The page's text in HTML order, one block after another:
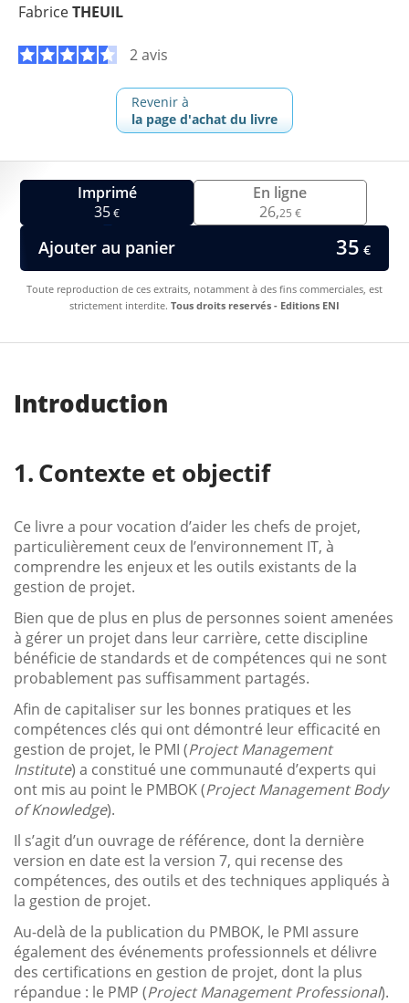
FabriceTHEUIL
2 avis
Revenir à
la page d'achat du livre
Imprimé
35€
En ligne
26,25 €
Ajouter au panier 35 €
Toute reproduction de ces extraits, notamment à des fins commerciales, est
strictement interdite. Tous droits reservés - Editions ENI
Introduction
Contexte et objectif
Ce livre a pour vocation d’aider les chefs de projet,
particulièrement ceux de l’environnement IT, à
comprendre les enjeux et les outils existants de la
gestion de projet.
Bien que de plus en plus de personnes soient amenées
à gérer un projet dans leur carrière, cette discipline
bénéficie de standards et de compétences qui ne sont
probablement pas suffisamment partagés.
Afin de capitaliser sur les bonnes pratiques et les
compétences clés qui ont démontré leur efficacité en
gestion de projet, le PMI (Project Management
Institute) a constitué une communauté d’experts qui
ont mis au point le PMBOK (Project Management Body
of Knowledge).
Il s’agit d’un ouvrage de référence, dont la dernière
version en date est la version 7, qui recense des
compétences, des outils et des techniques appliqués à
la gestion de projet.
Au-delà de la publication du PMBOK, le PMI assure
également des événements professionnels et délivre
des certifications en gestion de projet, dont la plus
répandue : le PMP (Project Management Professional).